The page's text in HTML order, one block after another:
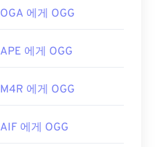
OGA 에게 OGG
APE 에게 OGG
M4R 에게 OGG
AIF 에게 OGG